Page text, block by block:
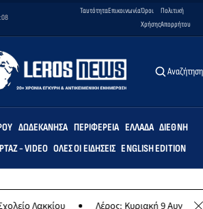
ΤαυτότηταΕπικοινωνίαΌροι
Χρήσης
Πολιτική
Απορρήτου
Αναζήτηση
ΔΩΔΕΚΆΝΗΣΑ ΠΕΡΙΦΈΡΕΙΑ ΕΛΛΆΔΑ ΔΙΕΘΝΉ
- VIDEO ΌΛΕΣ ΟΙ ΕΙΔΉΣΕΙΣ ENGLISH EDITION
Λακκίου Λέρος: Κυριακή 9 Αυγούστου